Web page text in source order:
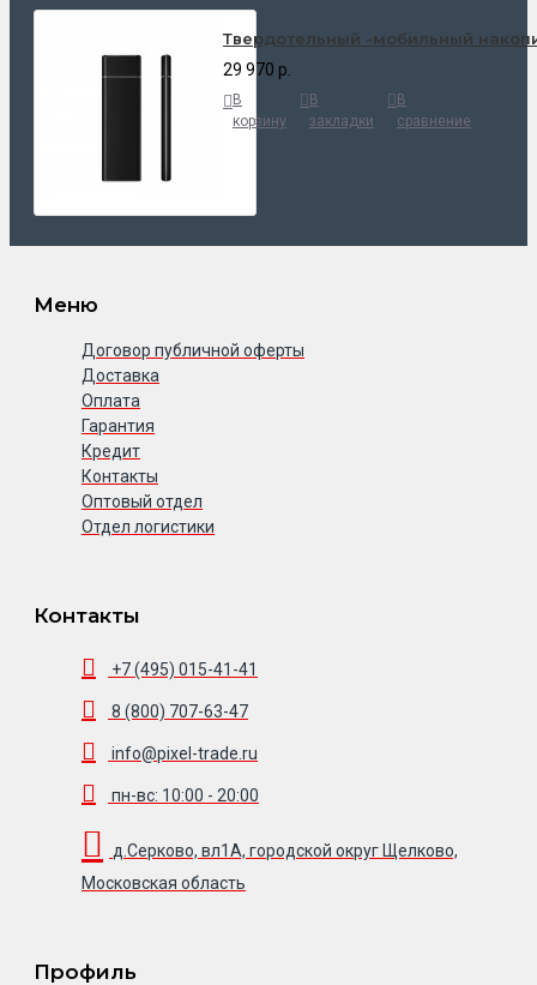
Твердотельный -мобильный
29 970 р.
В
корзину
В
закладки
В
сравнение
Меню
Договор публичной оферты
Доставка
Оплата
Гарантия
Кредит
Контакты
Оптовый отдел
Отдел логистики
Контакты
+7 (495) 015-41-41
8 (800) 707-63-47
info@pixel-trade.ru
пн-вс: 10:00 - 20:00
д.Серково, вл1А, городской округ Щелково,
Московская область
Профиль